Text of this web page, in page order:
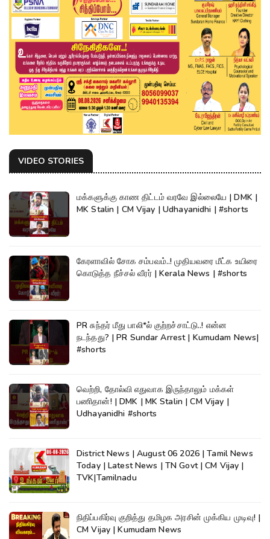
VIDEO STORIES
மக்களுக்கு காண திட்டம் வரவே இல்லையே | DMK |
MK Stalin | CM Vijay | Udhayanidhi | #shorts
கேரளாவில் சோக சம்பவம்..! முதியவரை மீட்க உயிரை
கொடுத்த நீச்சல் வீரர் | Kerala News | #shorts
PR சுந்தர் மீது பாலி*ல் குற்றச்சாட்டு..! என்ன
நடந்தது? | PR Sundar Arrest | Kumudam News|
#shorts
வெற்றி, தோல்வி எதுவாக இருந்தாலும் மக்கள்
பணிதான்! | DMK | MK Stalin | CM Vijay |
Udhayanidhi #shorts
District News | August 06 2026 | Tamil News
Today | Latest News | TN Govt | CM Vijay |
TVK|Tamilnadu
நிதிப்பகிர்வு குறித்து தமிழக அரசின் முக்கிய முடிவு! |
CM Vijay | Kumudam News